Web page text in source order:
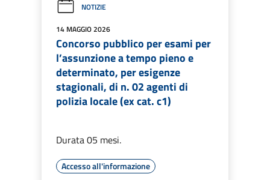
NOTIZIE
14 MAGGIO 2026
Concorso pubblico per esami per
l’assunzione a tempo pieno e
determinato, per esigenze
stagionali, di n. 02 agenti di
polizia locale (ex cat. c1)
Durata 05 mesi.
Accesso all'informazione